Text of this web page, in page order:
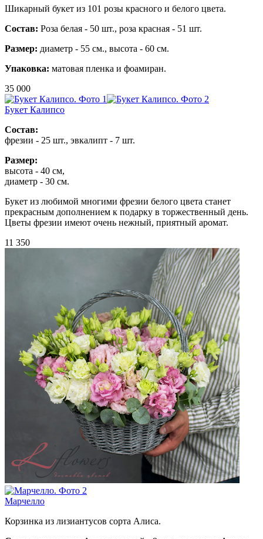
Шикарный букет из 101 розы красного и белого цвета.
Состав: Роза белая - 50 шт., роза красная - 51 шт.
Размер: диаметр - 55 см., высота - 60 см.
Упаковка: матовая пленка и фоамиран.
35 000
Букет Калипсо
Состав:
фрезии - 25 шт., эвкалипт - 7 шт.
Размер:
высота - 40 см,
диаметр - 30 см.
Букет из любимой многими фрезии белого цвета станет
прекрасным дополнением к подарку в торжественный день.
Цветы фрезии имеют очень нежный, приятный аромат.
11 350
Марчелло
Корзинка из лизиантусов сорта Алиса.